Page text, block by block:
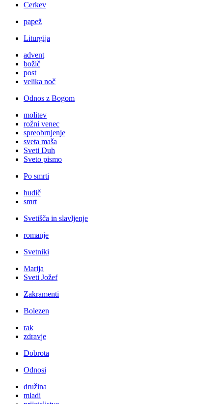
Cerkev
papež
Liturgija
advent
božič
post
velika noč
Odnos z Bogom
molitev
rožni venec
spreobrnjenje
sveta maša
Sveti Duh
Sveto pismo
Po smrti
hudič
smrt
Svetišča in slavljenje
romanje
Svetniki
Marija
Sveti Jožef
Zakramenti
Bolezen
rak
zdravje
Dobrota
Odnosi
družina
mladi